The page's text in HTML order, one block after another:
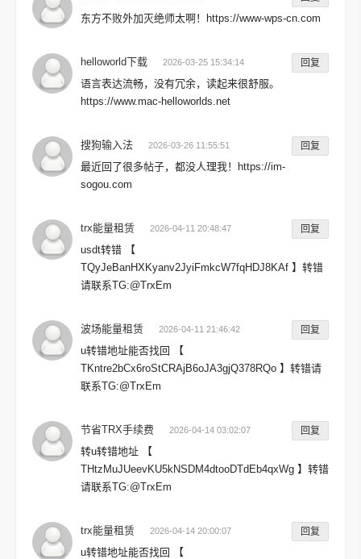
东方不败外加灭绝师太啊！https://www-wps-cn.com
helloworld下载 2026-03-25 15:34:14 回复
语言表达流畅，没有冗余，读起来很舒服。
https://www.mac-helloworlds.net
搜狗输入法 2026-03-26 11:55:51 回复
最近回了很多帖子，都没人理我！https://im-
sogou.com
trx能量租赁 2026-04-11 20:48:47 回复
usdt转错 【
TQyJeBanHXKyanv2JyiFmkcW7fqHDJ8KAf 】转错
请联系TG:@TrxEm
波场能量租赁 2026-04-11 21:46:42 回复
u转错地址能否找回 【
TKntre2bCx6roStCRAjB6oJA3gjQ378RQo 】转错请
联系TG:@TrxEm
节省TRX手续费 2026-04-14 03:02:07 回复
转u转错地址 【
THtzMuJUeevKU5kNSDM4dtooDTdEb4qxWg 】转错
请联系TG:@TrxEm
trx能量租赁 2026-04-14 20:00:07 回复
u转错地址能否找回 【